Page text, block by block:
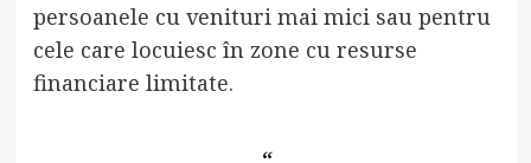
persoanele cu venituri mai mici sau pentru
cele care locuiesc în zone cu resurse
financiare limitate.